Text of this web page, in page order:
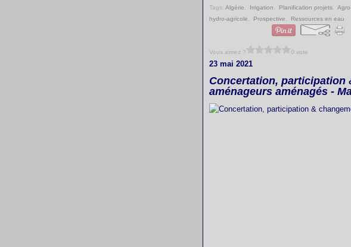
Tags: Algérie Irrigation Planification projets
hydro-agricole
Prospective Ressources en eau
Vous aimez ? 0 vote
23 mai 2021
Concertation, participation
aménageurs aménagés -